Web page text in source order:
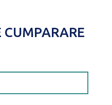
CUMPARARE